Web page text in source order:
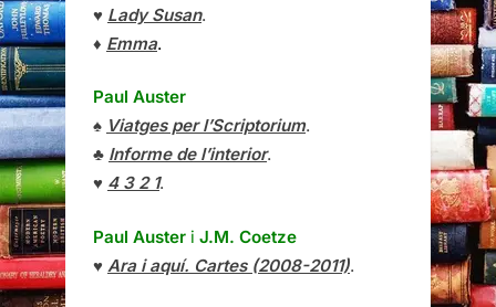
♥ Lady Susan.
♦ Emma.
Paul Auster
♠ Viatges per l’Scriptorium.
♣ Informe de l’interior.
♥ 4 3 2 1.
Paul Auster i J.M. Coetze
♥ Ara i aquí. Cartes (2008-2011).